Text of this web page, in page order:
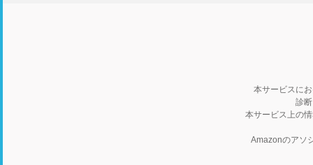
本サービスに
診
本サービス上の
Amazonのアソ